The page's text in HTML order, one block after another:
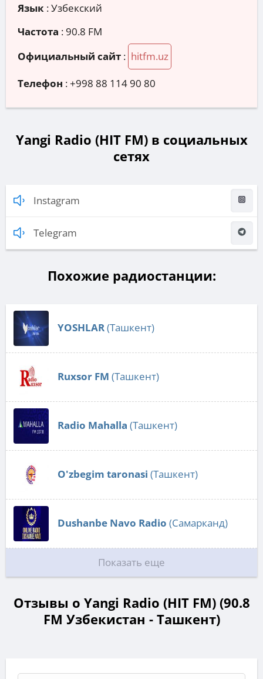
Язык : Узбекский
Частота : 90.8 FM
Официальный сайт : hitfm.uz
Телефон :+998 88 114 90 80
Yangi Radio (HIT FM) в социальных
сетях
Instagram
Telegram
Похожие радиостанции:
YOSHLAR(Ташкент)
Ruxsor FM (Ташкент)
Radio Mahalla (Ташкент)
O'zbegim taronasi (Ташкент)
Dushanbe Navo Radio (Самарканд)
Показать еще
Отзывы о Yangi Radio (HIT FM) (90.8
FM Узбекистан - Ташкент)